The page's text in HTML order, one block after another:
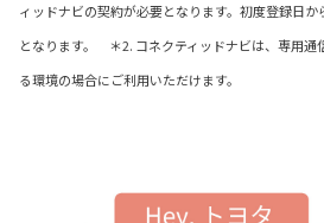
ィッドナビの契約が必要となります。初度登録日か
となります。 ＊2. コネクティッドナビは、専用通
る環境の場合にご利用いただけます。